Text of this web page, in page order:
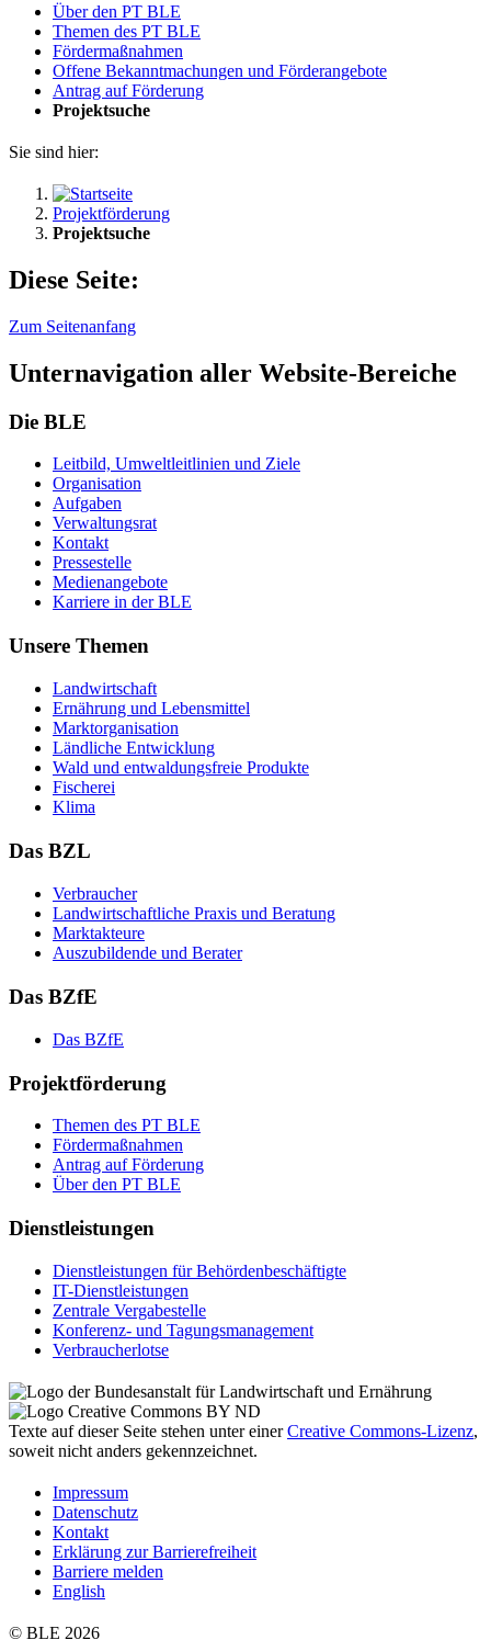
Über den PT BLE
The­men des PT BLE
För­der­maß­nah­men
Of­fe­ne Be­kannt­ma­chun­gen und För­der­an­ge­bo­te
An­trag auf För­de­rung
Pro­jekt­su­che
Sie sind hier:
Projektförderung
Projektsuche
Diese Seite:
Zum Seitenanfang
Unternavigation aller Website-Bereiche
Die BLE
Leit­bild, Um­welt­leit­li­ni­en und Zie­le
Or­ga­ni­sa­ti­on
Auf­ga­ben
Ver­wal­tungs­rat
Kon­takt
Pres­se­stel­le
Me­di­en­an­ge­bo­te
Kar­rie­re in der BLE
Unsere Themen
Land­wirt­schaft
Er­näh­rung und Le­bens­mit­tel
Markt­or­ga­ni­sa­ti­on
Länd­li­che Ent­wick­lung
Wald und ent­wal­dungs­freie Pro­duk­te
Fi­sche­rei
Kli­ma
Das BZL
Ver­brau­cher
Land­wirtschaft­liche Pra­xis und Be­ra­tung
Mark­tak­teu­re
Aus­zu­bil­den­de und Be­ra­ter
Das BZfE
Das BZ­fE
Projektförderung
The­men des PT BLE
För­der­maß­nah­men
An­trag auf För­de­rung
Über den PT BLE
Dienstleistungen
Dienst­leis­tun­gen für Be­hör­den­be­schäf­tig­te
IT-Dienst­leis­tun­gen
Zen­tra­le Ver­ga­be­stel­le
Kon­fe­renz- und Tagungs­management
Ver­brau­cher­lot­se
Texte auf dieser Seite stehen unter einerCreative Commons-Lizenz,
soweit nicht anders gekennzeichnet.
Im­pres­s­um
Da­ten­schutz
Kon­takt
Er­klä­rung zur Bar­rie­re­frei­heit
Bar­rie­re mel­den
English
© BLE 2026